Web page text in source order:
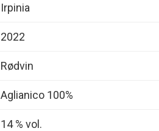
Irpinia
2022
Rødvin
Aglianico 100%
14 % vol.